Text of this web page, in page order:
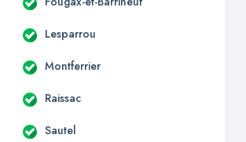
Lesparrou
Montferrier
Raissac
Sautel